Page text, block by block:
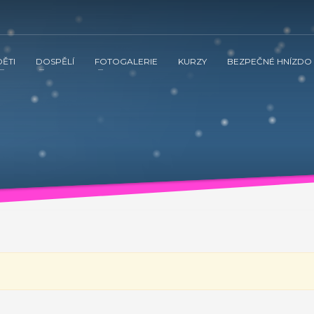
spolupráci s občanským sdružením Kamarád Nenuda realizují v
vztahů v rodině a prostřednictvím rodinného zážitkového
inovativní metoda Snozelen v multisenzorické místnosti.
Kamarád Nenuda realizují v letošním roce projekty Bezpečné
rodinného zážitkového odpoledne až ke komplexnímu poradenství,
organizaci, aby mohli zrealizovat své vlastní projekty. Plně se zapojí
DOSPĚLÍ FOTOGALERIE KURZY BEZPEČNÉ HNÍZDO